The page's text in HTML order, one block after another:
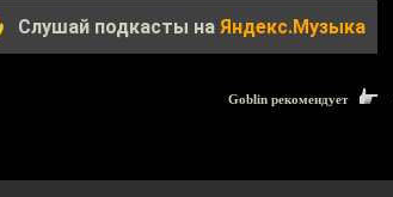
Слушай подкасты на Яндекс.Музыка
Goblin рекомендует